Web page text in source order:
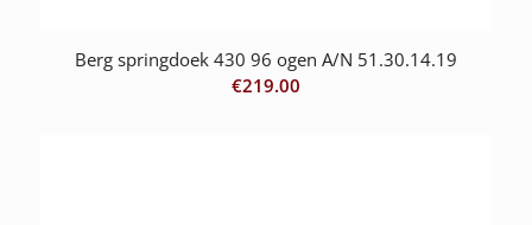
Berg springdoek 430 96 ogen A/N 51.30.14.19
€219.00